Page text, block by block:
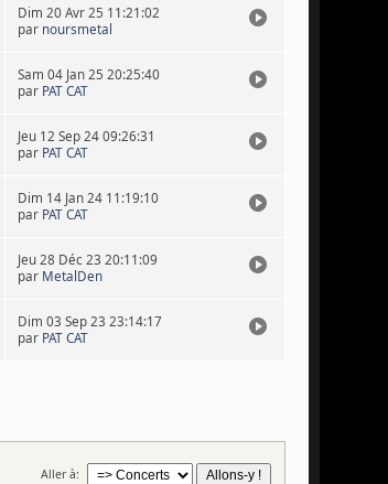
Dim 20 Avr 25 11:21:02
par noursmetal
Sam 04 Jan 25 20:25:40
par PAT CAT
Jeu 12 Sep 24 09:26:31
par PAT CAT
Dim 14 Jan 24 11:19:10
par PAT CAT
Jeu 28 Déc 23 20:11:09
par MetalDen
Dim 03 Sep 23 23:14:17
par PAT CAT
Aller à: